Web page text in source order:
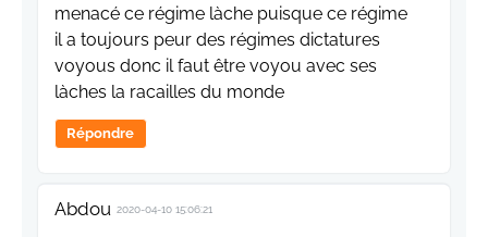
menacé ce régime làche puisque ce régime
il a toujours peur des régimes dictatures
voyous donc il faut être voyou avec ses
làches la racailles du monde
Répondre
Abdou 2020-04-10 15:06:21